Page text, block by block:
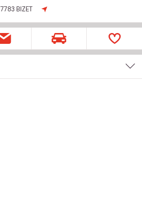
7783 BIZET